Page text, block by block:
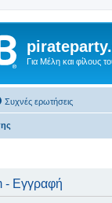
Για Μέλη και φίλους
Συχνές ερωτήσεις
- Εγγραφή